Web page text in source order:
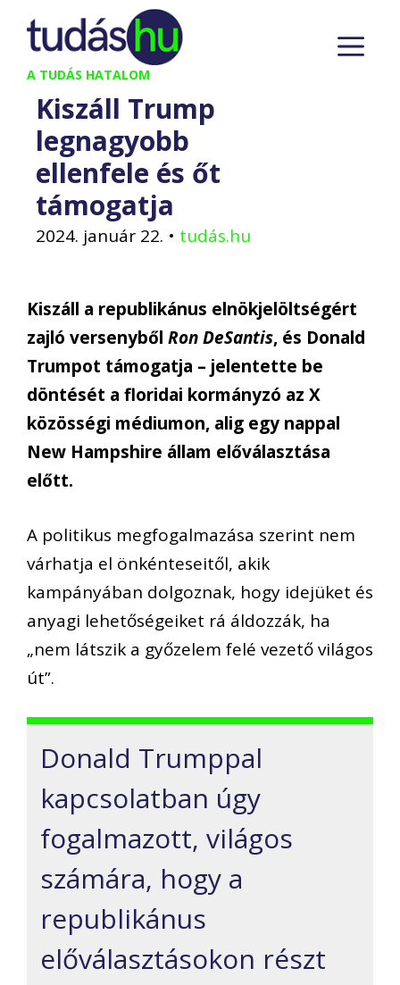
Kilépés
tartalomba
A TUDÁS HATALOM
Kiszáll Trump
legnagyobb
ellenfele és őt
támogatja
2024. január 22. • tudás.hu
Kiszáll a republikánus elnökjelöltségért
zajló versenyből Ron DeSantis, és Donald
Trumpot támogatja – jelentette be
döntését a floridai kormányzó az X
közösségi médiumon, alig egy nappal
New Hampshire állam előválasztása
előtt.
A politikus megfogalmazása szerint nem
várhatja el önkénteseitől, akik
kampányában dolgoznak, hogy idejüket és
anyagi lehetőségeiket rá áldozzák, ha
„nem látszik a győzelem felé vezető világos
út”.
Donald Trumppal
kapcsolatban úgy
fogalmazott, világos
számára, hogy a
republikánus
előválasztásokon részt